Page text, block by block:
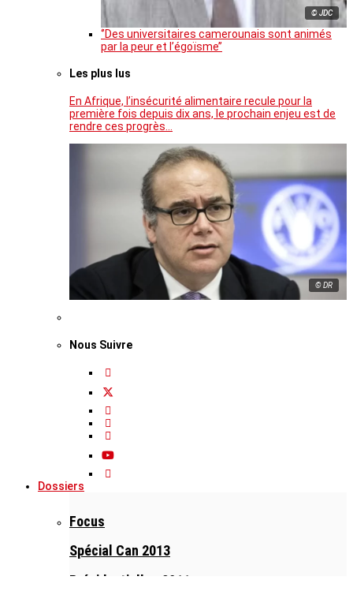
© JDC
‘’Des universitaires camerounais sont animés
par la peur et l’égoïsme’’
Les plus lus
En Afrique, l’insécurité alimentaire recule pour la
première fois depuis dix ans, le prochain enjeu est de
rendre ces progrès…
© DR
Nous Suivre
Dossiers
Focus
Spécial Can 2013
Présidentielles 2011